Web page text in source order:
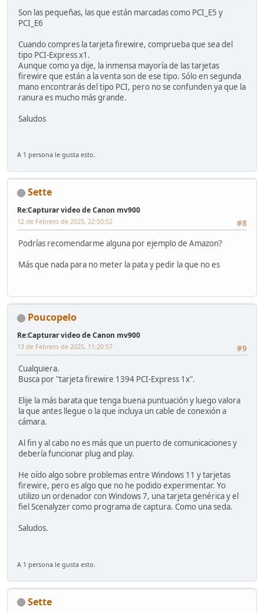
Son las pequeñas, las que están marcadas como PCI_E5 y
PCI_E6
Cuando compres la tarjeta firewire, comprueba que sea del
tipo PCI-Express x1.
Aunque como ya dije, la inmensa mayoría de las tarjetas
firewire que están a la venta son de ese tipo. Sólo en segunda
mano encontrarás del tipo PCI, pero no se confunden ya que la
ranura es mucho más grande.
Saludos
A 1 persona le gusta esto.
Sette
Re:Capturar video de Canon mv900
#8
12 de Febrero de 2025, 22:50:52
Podrías recomendarme alguna por ejemplo de Amazon?
Más que nada para no meter la pata y pedir la que no es
Poucopelo
Re:Capturar video de Canon mv900
#9
13 de Febrero de 2025, 11:20:57
Cualquiera.
Busca por "tarjeta firewire 1394 PCI-Express 1x".
Elije la más barata que tenga buena puntuación y luego valora
la que antes llegue o la que incluya un cable de conexión a
cámara.
Al fin y al cabo no es más que un puerto de comunicaciones y
debería funcionar plug and play.
He oído algo sobre problemas entre Windows 11 y tarjetas
firewire, pero es algo que no he podido experimentar. Yo
utilizo un ordenador con Windows 7, una tarjeta genérica y el
fiel Scenalyzer como programa de captura. Como una seda.
Saludos.
A 1 persona le gusta esto.
Sette